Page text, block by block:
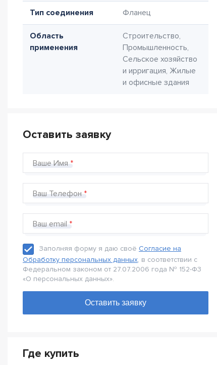
Тип соединения Фланец
Область
применения
Строительство,
Промышленность,
Сельское хозяйство
и ирригация, Жилые
и офисные здания
Оставить заявку
Ваше Имя
Ваш Телефон
Ваш email
Заполняя форму я даю своё Согласие на
Обработку персональных данных, в соответствии с
Федеральном законом от 27.07.2006 года № 152-Ф3
«О персональных данных».
Где купить